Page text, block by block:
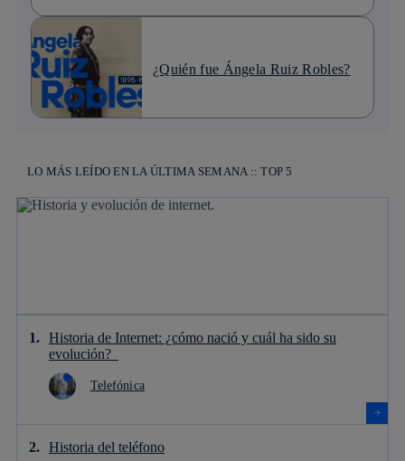
¿Quién fue Ángela Ruiz Robles?
LO MÁS LEÍDO EN LA ÚLTIMA SEMANA :: TOP 5
Historia de Internet: ¿cómo nació y cuál ha sido su
evolución?
Telefónica
Historia del teléfono